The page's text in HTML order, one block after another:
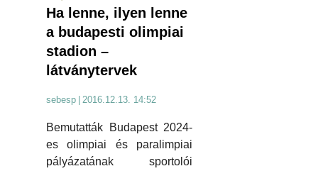
Ha lenne, ilyen lenne
a budapesti olimpiai
stadion –
látványtervek
sebesp 2016.12.13. 14:52
Bemutatták Budapest 2024-
es olimpiai és paralimpiai
pályázatának sportolói